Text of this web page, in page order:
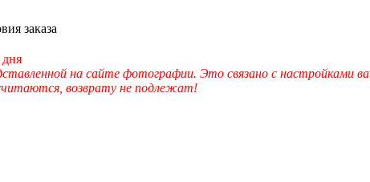
заказа
дня
на сайте фотографии. Это связано с настройками
возврату не подлежат!